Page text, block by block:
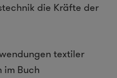
die Kräfte der
textiler
Buch